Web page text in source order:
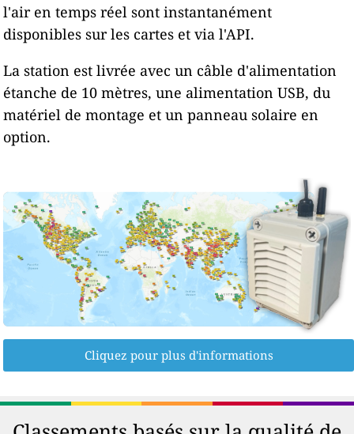
l'air en temps réel sont instantanément
disponibles sur les cartes et via l'API.
La station est livrée avec un câble d'alimentation
étanche de 10 mètres, une alimentation USB, du
matériel de montage et un panneau solaire en
option.
Cliquez pour plus d'informations